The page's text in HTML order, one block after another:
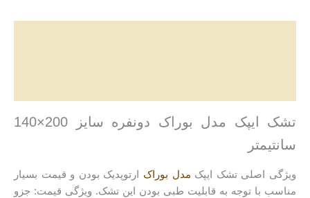
تشک ایپک مدل بوراک دونفره سایز 200×140
سانتیمتر
ویژگی اصلی تشک ایپک مدل بوراک ارتوپدیک بودن و قیمت بسیار
مناسب با توجه به قابلیت طبی بودن این تشک. ویژگی قیمت: جزو